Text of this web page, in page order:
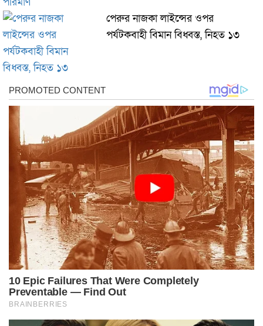
পেরুর নাজকা লাইন্সের ওপর
পর্যটকবাহী বিমান বিধ্বস্ত, নিহত ১৩